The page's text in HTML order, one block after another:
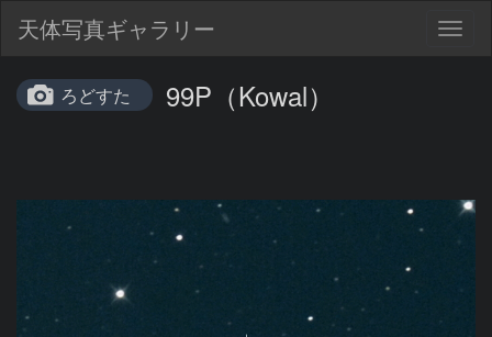
天体写真ギャラリー
ろどすた 99P（Kowal）